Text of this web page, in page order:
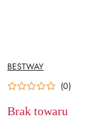
NAZWA
PRODUCENTA:
BESTWAY
(0)
Brak towaru